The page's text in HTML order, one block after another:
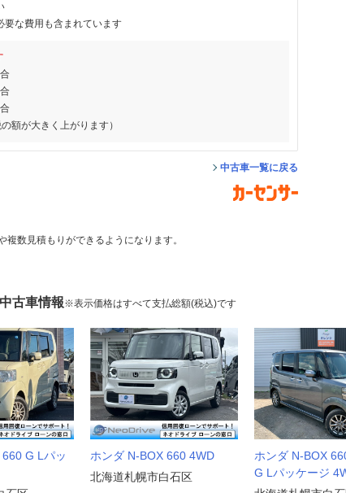
な費用も含まれています
額が大きく上がります）
中古車一覧に戻る
複数見積もりができるようになります。
古車情報※表示価格はすべて支払総額(税込)です
G Lパッ
ホンダ N-BOX 660 4WD
北海道札幌市白石区
ホンダ N-BOX
G Lパッケージ